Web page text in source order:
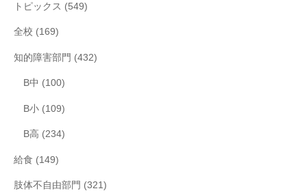
トピックス (549)
全校 (169)
知的障害部門 (432)
B中 (100)
B小(109)
B高 (234)
給食 (149)
肢体不自由部門 (321)